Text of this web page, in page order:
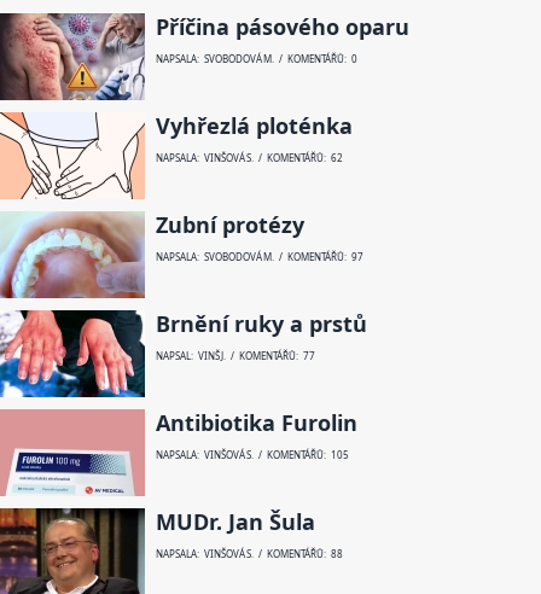
Příčina pásového oparu
NAPSALA: SVOBODOVÁ M. / KOMENTÁŘŮ: 0
Vyhřezlá ploténka
NAPSALA: VINŠOVÁ S. / KOMENTÁŘŮ: 62
Zubní protézy
NAPSALA: SVOBODOVÁ M. / KOMENTÁŘŮ: 97
Brnění ruky a prstů
NAPSAL: VINŠ J. / KOMENTÁŘŮ: 77
Antibiotika Furolin
NAPSALA: VINŠOVÁ S. / KOMENTÁŘŮ: 105
MUDr. Jan Šula
NAPSALA: VINŠOVÁ S. / KOMENTÁŘŮ: 88